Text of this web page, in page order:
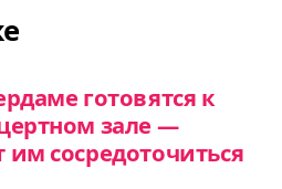
готовятся к
зале —
сосредоточиться